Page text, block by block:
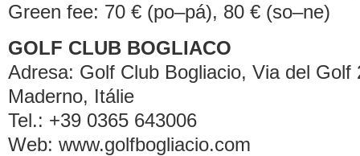
Green fee: 70 € (po–pá), 80 € (so–ne)
GOLF CLUB BOGLIACO
Adresa: Golf Club Bogliacio, Via del Golf
Maderno, Itálie
Tel.: +39 0365 643006
Web: www.golfbogliacio.com